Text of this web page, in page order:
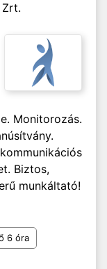
Zrt.
Monitorozás.
Biztos,
munkáltató!
6 óra